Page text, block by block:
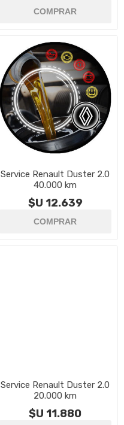
Service Renault Duster 2.0
40.000 km
$U 12.639
Service Renault Duster 2.0
20.000 km
$U 11.880